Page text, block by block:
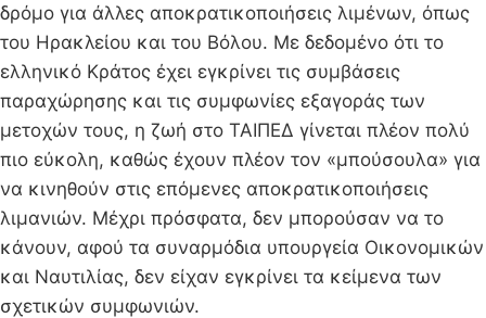
δρόμο για άλλες αποκρατικοποιήσεις λιμένων, όπως
του Ηρακλείου και του Βόλου. Με δεδομένο ότι το
ελληνικό Κράτος έχει εγκρίνει τις συμβάσεις
παραχώρησης και τις συμφωνίες εξαγοράς των
μετοχών τους, η ζωή στο ΤΑΙΠΕΔ γίνεται πλέον πολύ
πιο εύκολη, καθώς έχουν πλέον τον «μπούσουλα» για
να κινηθούν στις επόμενες αποκρατικοποιήσεις
λιμανιών. Μέχρι πρόσφατα, δεν μπορούσαν να το
κάνουν, αφού τα συναρμόδια υπουργεία Οικονομικών
και Ναυτιλίας, δεν είχαν εγκρίνει τα κείμενα των
σχετικών συμφωνιών.